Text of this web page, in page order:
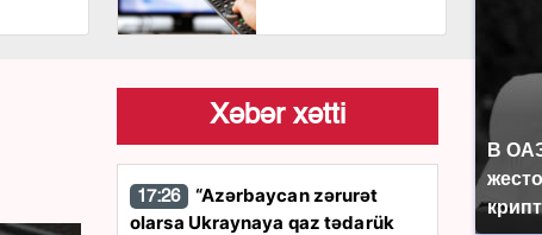
В
Xəbər xətti
17:26
olarsa Ukraynaya qaz tədarük